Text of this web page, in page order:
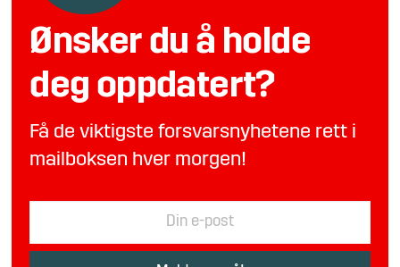
Ønsker du å holde
deg oppdatert?
Få de viktigste forsvarsnyhetene rett i
mailboksen hver morgen!